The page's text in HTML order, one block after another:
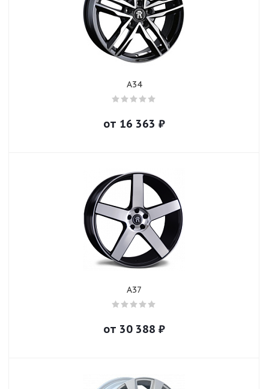
A34
от 16 363 ₽
A37
от 30 388 ₽